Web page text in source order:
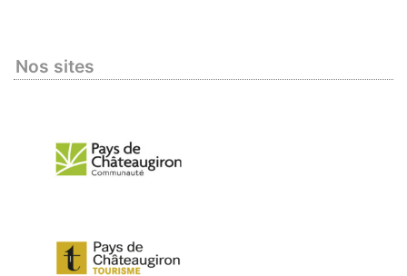
Nos sites